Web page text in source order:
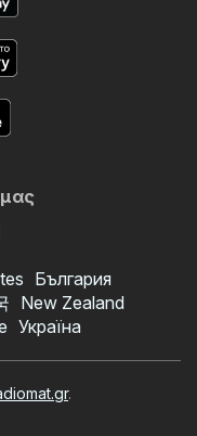
България
New Zealand
Україна
.